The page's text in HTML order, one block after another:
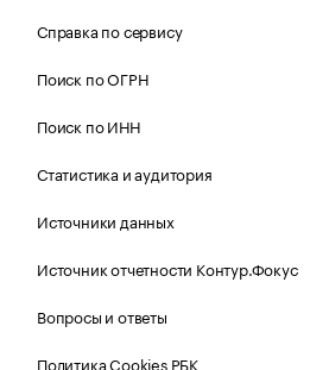
Справка по сервису
Поиск по ОГРН
Поиск по ИНН
Статистика и аудитория
Источники данных
Источник отчетности Контур.Фокус
Вопросы и ответы
Политика Cookies РБК